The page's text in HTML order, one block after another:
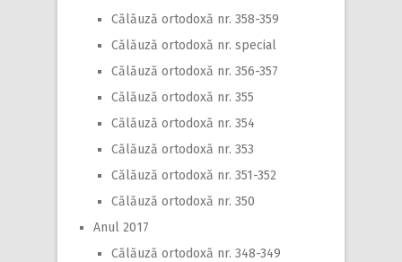
Călăuză ortodoxă nr. 358-359
Călăuză ortodoxă nr. special
Călăuză ortodoxă nr. 356-357
Călăuză ortodoxă nr. 355
Călăuză ortodoxă nr. 354
Călăuză ortodoxă nr. 353
Călăuză ortodoxă nr. 351-352
Călăuză ortodoxă nr. 350
Anul 2017
Călăuză ortodoxă nr. 348-349